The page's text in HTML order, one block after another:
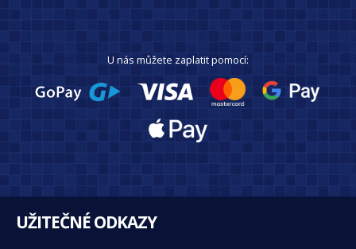
U nás můžete zaplatit pomocí:
UŽITEČNÉ ODKAZY